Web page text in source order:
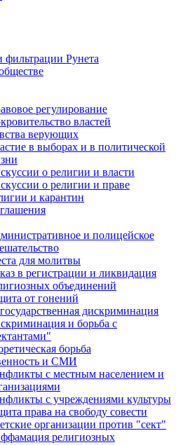
Рунета
регулирование
властей
верующих
в выборах и в политической
о религии и власти
о религии и праве
и карантин
и полицейское
для молитвы
в регистрации и ликвидация
объединений
от гонений
дискриминация
и борьба с
борьба
и СМИ
с местным населением и
с учреждениями культуры
права на свободу совести
организации против "сект"
религиозных